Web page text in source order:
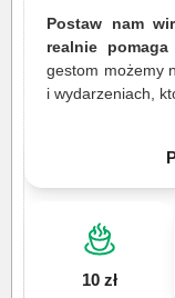
Postaw nam
realnie
gestom możemy
i wydarzeniach,
10 zł